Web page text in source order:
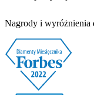
Nagrody i wyróżnienia